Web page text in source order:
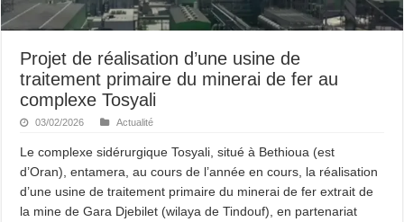
Projet de réalisation d’une usine de
traitement primaire du minerai de fer au
complexe Tosyali
03/02/2026 Actualité
Le complexe sidérurgique Tosyali, situé à Bethioua (est
d’Oran), entamera, au cours de l’année en cours, la réalisation
d’une usine de traitement primaire du minerai de fer extrait de
la mine de Gara Djebilet (wilaya de Tindouf), en partenariat